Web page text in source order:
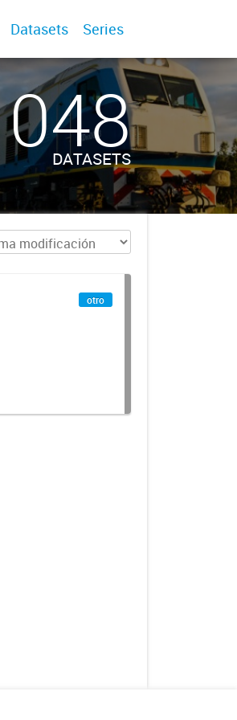
Datasets Series
048
DATASETS
otro